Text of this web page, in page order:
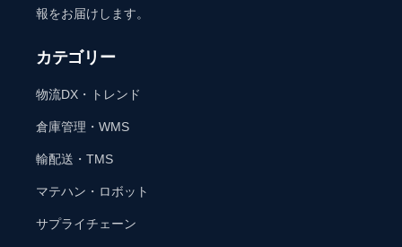
報をお届けします。
カテゴリー
物流DX・トレンド
倉庫管理・WMS
輸配送・TMS
マテハン・ロボット
サプライチェーン